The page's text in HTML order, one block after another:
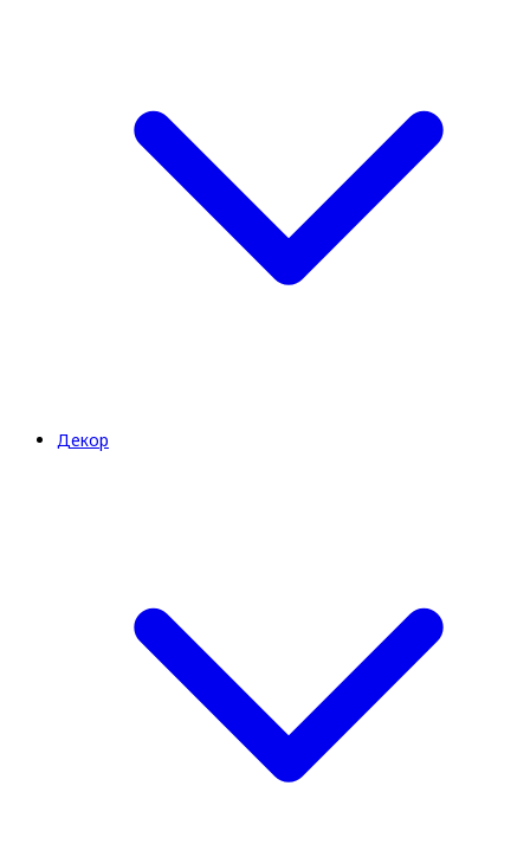
Декор